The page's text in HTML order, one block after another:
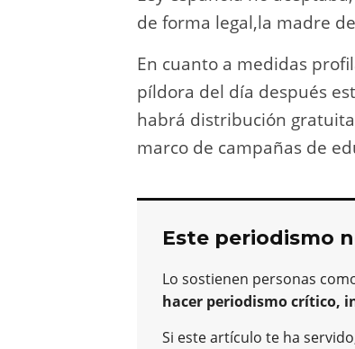
de forma legal,la madre
En cuanto a medidas
píldora del día después
habrá distribución
marco de campañas de
Este periodismo
Lo sostienen personas
hacer periodismo crítico,
Si este artículo te ha